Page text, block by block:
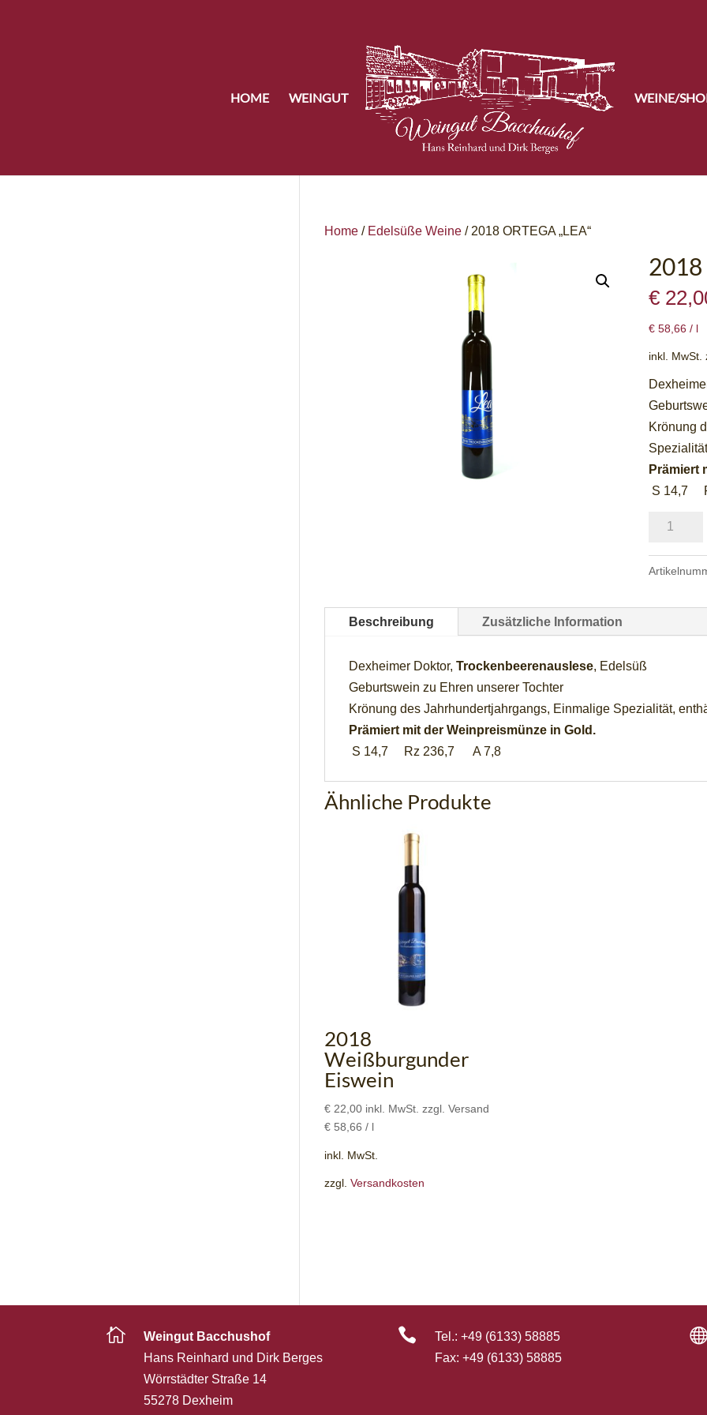
HOME WEINGUT WEINE/
Home / Edelsüße Weine / 2018 ORTEGA „LEA“
2018
€
€ 58,66 / l
inkl. MwSt.
Krönung
Prämiert
S 14,7
2018
"LEA"
Beschreibung Zusätzliche Information
Dexheimer Doktor,Trockenbeerenauslese, Edelsüß
Geburtswein zu Ehren unserer Tochter
Krönung des Jahrhundertjahrgangs, Einmalige Spezialität,
Prämiert mit der Weinpreismünze in Gold.
S 14,7 Rz 236,7 A 7,8
Ähnliche Produkte
2018
Weißburgunder
Eiswein
€ 22,00 inkl. MwSt. zzgl. Versand
€ 58,66 / l
inkl. MwSt.
zzgl.Versandkosten

Weingut Bacchushof
Hans Reinhard und Dirk Berges
Wörrstädter Straße 14
55278 Dexheim
 Tel.: +49 (6133) 58885
Fax: +49 (6133) 58885
